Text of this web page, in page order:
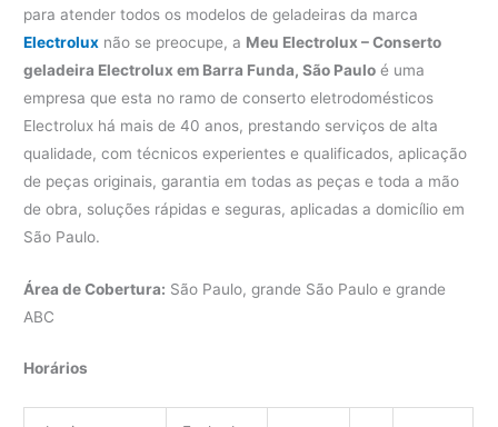
para atender todos os modelos de geladeiras da marca
Electrolux não se preocupe, a Meu Electrolux – Conserto
geladeira Electrolux em Barra Funda, São Paulo é uma
empresa que esta no ramo de conserto eletrodomésticos
Electrolux há mais de 40 anos, prestando serviços de alta
qualidade, com técnicos experientes e qualificados, aplicação
de peças originais, garantia em todas as peças e toda a mão
de obra, soluções rápidas e seguras, aplicadas a domicílio em
São Paulo.
Área de Cobertura: São Paulo, grande São Paulo e grande
ABC
Horários